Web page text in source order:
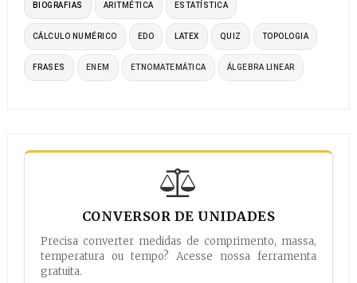
BIOGRAFIAS ARITMÉTICA ESTATÍSTICA
CÁLCULO NUMÉRICO EDO LATEX QUIZ TOPOLOGIA
FRASES ENEM ETNOMATEMÁTICA ÁLGEBRA LINEAR
CONVERSOR DE UNIDADES
Precisa converter medidas de comprimento, massa,
temperatura ou tempo? Acesse nossa ferramenta
gratuita.